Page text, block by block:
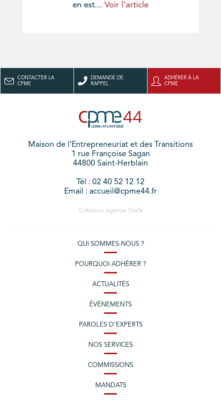
en est... Voir l'article
CONTACTER LA
CPME
DEMANDE DE
RAPPEL
ADHÉRER À LA
CPME
Maison de l’Entrepreneuriat et des Transitions
1 rue Françoise Sagan
44800 Saint-Herblain
Tél : 02 40 52 12 12
Email : accueil@cpme44.fr
Création agence Stafe
QUI SOMMES-NOUS ?
POURQUOI ADHÉRER ?
ACTUALITÉS
ÉVÈNEMENTS
PAROLES D’EXPERTS
NOS SERVICES
COMMISSIONS
MANDATS